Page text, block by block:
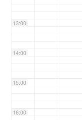
13:00
14:00
15:00
16:00